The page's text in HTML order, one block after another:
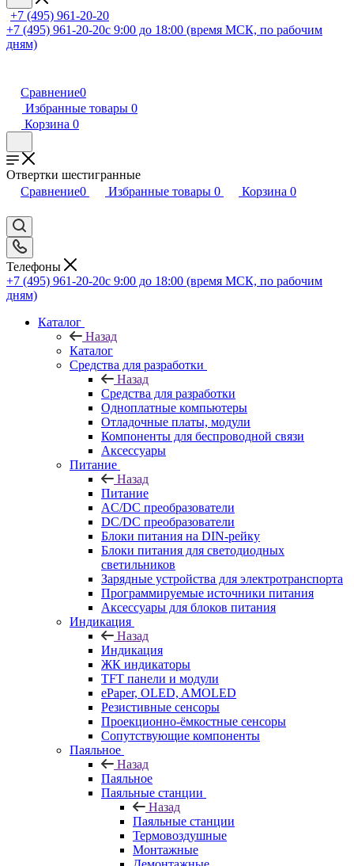
+7 (495) 961-20-20
+7 (495) 961-20-20с 9:00 до 18:00 (время МСК, по рабочим
дням)
Сравнение0
Избранные товары 0
Корзина 0
Отвертки шестигранные
Сравнение0 Избранные товары 0 Корзина 0
Телефоны
+7 (495) 961-20-20с 9:00 до 18:00 (время МСК, по рабочим
дням)
Каталог
Назад
Каталог
Средства для разработки
Назад
Средства для разработки
Одноплатные компьютеры
Отладочные платы, модули
Компоненты для беспроводной связи
Аксессуары
Питание
Назад
Питание
AC/DC преобразователи
DC/DC преобразователи
Блоки питания на DIN-рейку
Блоки питания для светодиодных
светильников
Зарядные устройства для электротранспорта
Программируемые источники питания
Аксессуары для блоков питания
Индикация
Назад
Индикация
ЖК индикаторы
TFT панели и модули
ePaper, OLED, AMOLED
Резистивные сенсоры
Проекционно-ёмкостные сенсоры
Сопутствующие компоненты
Паяльное
Назад
Паяльное
Паяльные станции
Назад
Паяльные станции
Термовоздушные
Монтажные